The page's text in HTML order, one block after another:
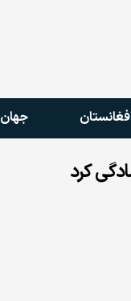
جهان
کرد